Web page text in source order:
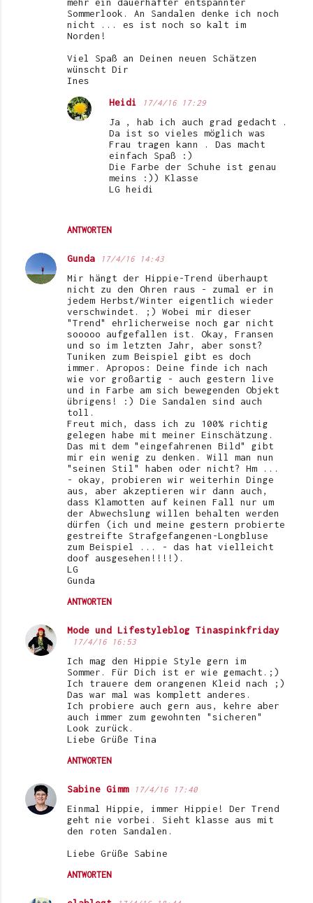
Sommerlook. An Sandalen denke ich noch
nicht ... es ist noch so kalt im
Norden!
Viel Spaß an Deinen neuen Schätzen
wünscht Dir
Ines
ANTWORTEN
Heidi 17/4/16 17:29
Ja , hab ich auch grad gedacht .
Da ist so vieles möglich was
Frau tragen kann . Das macht
einfach Spaß :)
Die Farbe der Schuhe ist genau
meins :)) Klasse
LG heidi
Gunda 17/4/16 14:43
Mir hängt der Hippie-Trend überhaupt
nicht zu den Ohren raus - zumal er in
jedem Herbst/Winter eigentlich wieder
verschwindet. ;) Wobei mir dieser
"Trend" ehrlicherweise noch gar nicht
sooooo aufgefallen ist. Okay, Fransen
und so im letzten Jahr, aber sonst?
Tuniken zum Beispiel gibt es doch
immer. Apropos: Deine finde ich nach
wie vor großartig - auch gestern live
und in Farbe am sich bewegenden Objekt
übrigens! :) Die Sandalen sind auch
toll.
Freut mich, dass ich zu 100% richtig
gelegen habe mit meiner Einschätzung.
Das mit dem "eingefahrenen Bild" gibt
mir ein wenig zu denken. Will man nun
"seinen Stil" haben oder nicht? Hm ...
- okay, probieren wir weiterhin Dinge
aus, aber akzeptieren wir dann auch,
dass Klamotten auf keinen Fall nur um
der Abwechslung willen behalten werden
dürfen (ich und meine gestern probierte
gestreifte Strafgefangenen-Longbluse
zum Beispiel ... - das hat vielleicht
doof ausgesehen!!!!).
LG
Gunda
ANTWORTEN
Mode und Lifestyleblog Tinaspinkfriday
17/4/16 16:53
Ich mag den Hippie Style gern im
Sommer. Für Dich ist er wie gemacht.;)
Ich trauere dem orangenen Kleid nach ;)
Das war mal was komplett anderes.
Ich probiere auch gern aus, kehre aber
auch immer zum gewohnten "sicheren"
Look zurück.
Liebe Grüße Tina
ANTWORTEN
Sabine Gimm 17/4/16 17:40
Einmal Hippie, immer Hippie! Der Trend
geht nie vorbei. Sieht klasse aus mit
den roten Sandalen.
Liebe Grüße Sabine
ANTWORTEN